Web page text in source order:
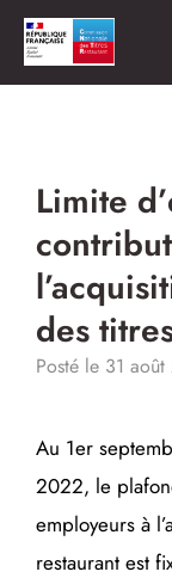
Limite
des
Posté le 31
Au 1er
2022, le
employeurs à
restaurant est